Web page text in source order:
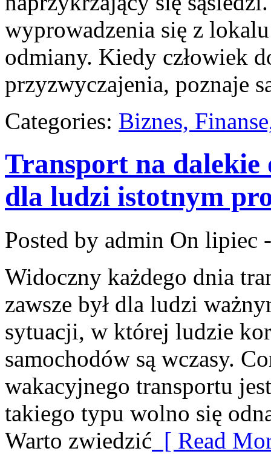
wyprowadzenia się z
odmiany. Kiedy człowiek
przyzwyczajenia, poznaje
Categories: Biznes,
Transport na dalekie
dla ludzi istotnym
Posted by admin On lipiec
Widoczny każdego dnia
zawsze był dla ludzi
sytuacji, w której ludzie
samochodów są wczasy.
wakacyjnego transportu
takiego typu wolno się
Warto zwiedzić [ Read